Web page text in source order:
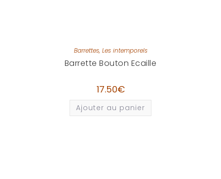
Barrettes, Les intemporels
Barrette Bouton Ecaille
17.50€
Ajouter au panier